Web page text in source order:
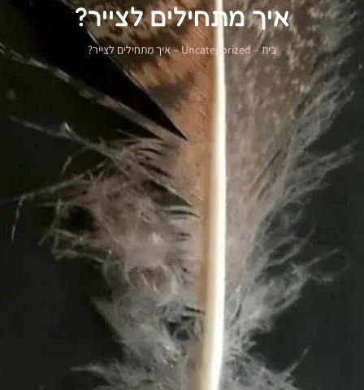
איך מתחילים לצייר?
בית–
Uncategorized
–איך מתחילים לצייר?